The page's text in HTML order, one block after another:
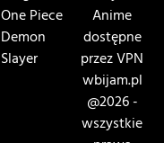
One Piece
Demon
Slayer
Anime
dostępne
przez VPN
wbijam.pl
@2026 -
wszystkie